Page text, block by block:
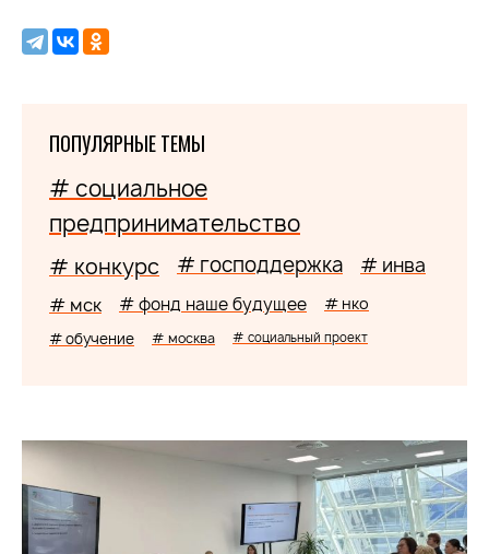
ПОПУЛЯРНЫЕ ТЕМЫ
# социальное
предпринимательство
# конкурс # господдержка # инва
# мск # фонд наше будущее # нко
# обучение # москва # социальный проект